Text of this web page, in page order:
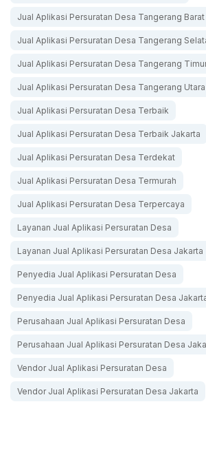
Jual Aplikasi Persuratan Desa Tangerang Barat
Jual Aplikasi Persuratan Desa Tangerang
Jual Aplikasi Persuratan Desa Tangerang
Jual Aplikasi Persuratan Desa Tangerang Utara
Jual Aplikasi Persuratan Desa Terbaik
Jual Aplikasi Persuratan Desa Terbaik Jakarta
Jual Aplikasi Persuratan Desa Terdekat
Jual Aplikasi Persuratan Desa Termurah
Jual Aplikasi Persuratan Desa Terpercaya
Layanan Jual Aplikasi Persuratan Desa
Layanan Jual Aplikasi Persuratan Desa Jakarta
Penyedia Jual Aplikasi Persuratan Desa
Penyedia Jual Aplikasi Persuratan Desa
Perusahaan Jual Aplikasi Persuratan Desa
Perusahaan Jual Aplikasi Persuratan Desa
Vendor Jual Aplikasi Persuratan Desa
Vendor Jual Aplikasi Persuratan Desa Jakarta